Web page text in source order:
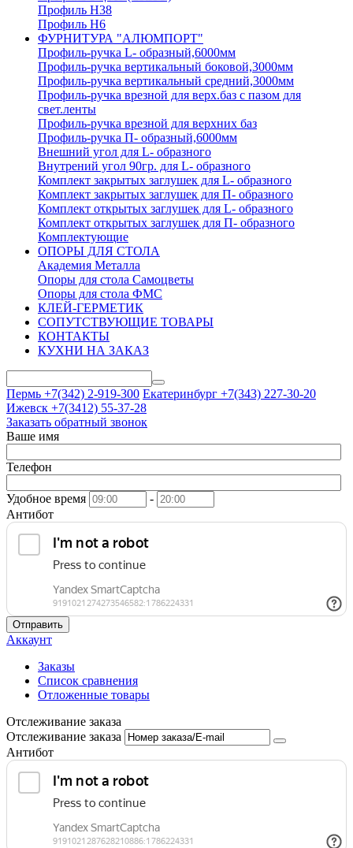
Профиль H38
Профиль H6
ФУРНИТУРА "АЛЮМПОРТ"
Профиль-ручка L- образный,6000мм
Профиль-ручка вертикальный боковой,3000мм
Профиль-ручка вертикальный средний,3000мм
Профиль-ручка врезной для верх.баз с пазом для
свет.ленты
Профиль-ручка врезной для верхних баз
Профиль-ручка П- образный,6000мм
Внешний угол для L- образного
Внутрений угол 90гр. для L- образного
Комплект закрытых заглушек для L- образного
Комплект закрытых заглушек для П- образного
Комплект открытых заглушек для L- образного
Комплект открытых заглушек для П- образного
Комплектующие
ОПОРЫ ДЛЯ СТОЛА
Академия Металла
Опоры для стола Самоцветы
Опоры для стола ФМС
КЛЕЙ-ГЕРМЕТИК
СОПУТСТВУЮЩИЕ ТОВАРЫ
КОНТАКТЫ
КУХНИ НА ЗАКАЗ
Пермь +7(342) 2-919-300 Екатеринбург +7(343) 227-30-20
Ижевск +7(3412) 55-37-28
Заказать обратный звонок
Ваше имя
Телефон
Удобное время
-
Антибот
Отправить
Аккаунт
Заказы
Список сравнения
Отложенные товары
Отслеживание заказа
Отслеживание заказа
Антибот